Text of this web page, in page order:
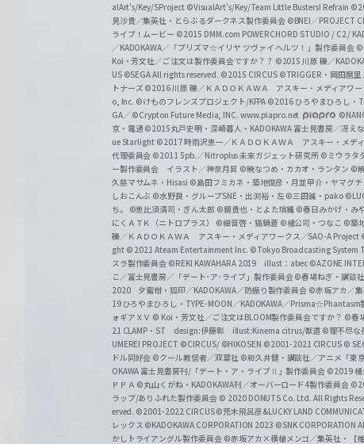
alArt's/Key/SProject ©VisualArt's/Key/Team Little Busters! Refrain
見沙貴／集英社・とらぶるダークネス製作委員会 ©BNEI／PROJECT
ライブ！ムービー ©2015 DMM.com POWERCHORD STUDIO / C2 /
／KADOKAWA／「プリズマ☆イリヤ ツヴァイ ヘルツ！」製作委員会
Koi・芳文社／ご注文は製作委員会ですか？？ ©2015 川原 礫／
US ©SEGA All rights reserved. ©2015 CIRCUS ©TRIGGER・岡田麿里
トナーズ©2016 川原 礫／ＫＡＤＯＫＡＷＡ アスキー・メディアワー
o, Inc. ©けものフレンズプロジェクト/KFPA ©2016 ひろやまひろし・
GA／ ©Crypton Future Media, INC. www.piapro.net
京・電通 ©2015丸戸史明・深崎暮人・KADOKAWA 富士見書房／冴え
ue Starlight ©2017 時雨沢恵一／ＫＡＤＯＫＡＷＡ アスキー・メデ
代理委員会 ©2011 5pb.／Nitroplus 未来ガジェット研究所 ©ミウラタ
ー製作委員会 イラスト／神奈月昇 ©暁なつめ・カカオ・ランタン ©
久慈マサムネ・Hisasi ©島田フミカネ・築地俊彦・月並甲介・ヤマグチ
しおこんぶ ©水野良・グループSNE・出渕裕・左 ©三田誠・pako
ち。
©恵比須清司・ぎん太郎 ©鏡貴也・とよた瑣織 ©春日みかげ・み
にくＡＴＫ（ニトロプラス） ©細音啓・猫鍋蒼 ©橘公司・つなこ ©築
礫／ＫＡＤＯＫＡＷＡ アスキー・メディアワークス／SAO-A Project
ght © 2021 Ateam Entertainment Inc. ©Tokyo Broadcasting System
スラ製作委員会 ©REKI KAWAHARA 2019 illust：abec ©AZONE
こ／富士見書房／「デート･ア･ライブ」製作委員会©春場ねぎ・講談
2020 夕蜜柑・狐印／KADOKAWA／防振り製作委員会 ©赤坂アカ／
19 ひろやまひろし・TYPE-MOON／KADOKAWA／Prisma☆Phantasm
ォギアＸＶ © Koi・芳文社／ご注文はBLOOM製作委員会ですか？ ©春
21 CLAMP・ST design:伊藤彰 illust:Kinema citrus/獣道 ©理不尽な
UMEREI PROJECT ©CIRCUS/ ©HIKOSEN ©2001-2021 CIRCUS ©
ドル同好会 ©クール教信者／双葉社 ©和久井健・講談社／アニメ「東
OKAWA 富士見書房刊/「デート・ア・ライブⅡ」製作委員会 ©2019 橘
ＰＰＡ ©丸山くがね・KADOKAWA刊／オーバーロード4製作委員会
ラップ/ありふれた製作委員会 © 2020 DONUTS Co. Ltd. All Rights
erved. ©2001-2022 CIRCUS©荒木飛呂彦&LUCKY LAND
レックス ©KADOKAWA CORPORATION 2023 ©SNK CORPORATION
かしトライアングル製作委員会 ©赤坂アカ×横槍メンゴ／集英社・【